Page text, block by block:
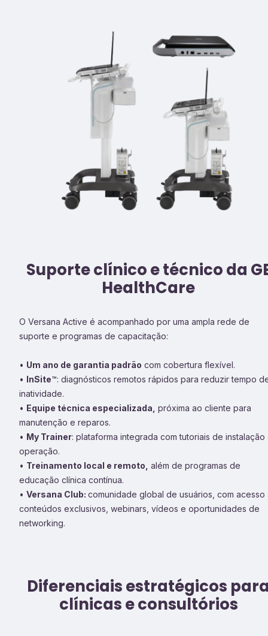
Suporte clínico e técnico da
HealthCare
O Versana Active é acompanhado por uma ampla rede de
suporte e programas de capacitação:
• Um ano de garantia padrão com cobertura flexível.
• InSite™: diagnósticos remotos rápidos para reduzir tempo
inatividade.
• Equipe técnica especializada, próxima ao cliente para
manutenção e reparos.
• My Trainer: plataforma integrada com tutoriais de instalação
operação.
• Treinamento local e remoto, além de programas de
educação clínica contínua.
• Versana Club: comunidade global de usuários, com acesso
conteúdos exclusivos, webinars, vídeos e oportunidades de
networking.
Diferenciais estratégicos
clínicas e consultórios